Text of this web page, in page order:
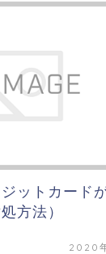
ットカード
方法）
2020